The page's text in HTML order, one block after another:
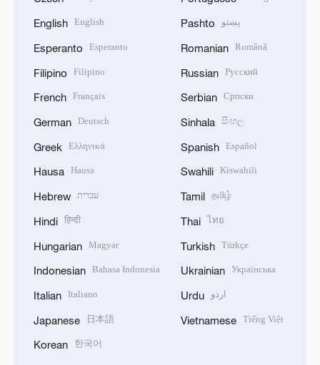
English English
Esperanto Esperanto
Filipino Filipino
French Français
German Deutsch
Greek Ελληνικά
Hausa Hausa
Hebrew עברית
Hindi हिन्दी
Hungarian Magyar
Indonesian Bahasa Indonesia
Italian Italiano
Japanese 日本語
Korean 한국어
Pashto پښتو
Romanian Română
Russian Русский
Serbian Српски
Sinhala සිංහල
Spanish Español
Swahili Kiswahili
Tamil தமிழ்
Thai ไทย
Turkish Türkçe
Ukrainian Українська
Urdu اردو
Vietnamese Tiếng Việt